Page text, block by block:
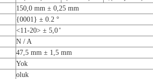
150,0 mm ± 0,25 mm
{0001} ± 0.2 °
<11-20> ± 5,0 ̊
N / A
47,5 mm ± 1,5 mm
Yok
oluk